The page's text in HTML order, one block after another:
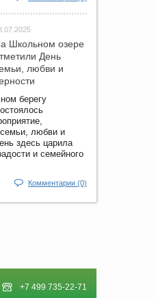
Школьном озере
День
любви и
берегу
любви и
здесь царила
и семейного
Комментарии (0)
+7 499 735-22-71